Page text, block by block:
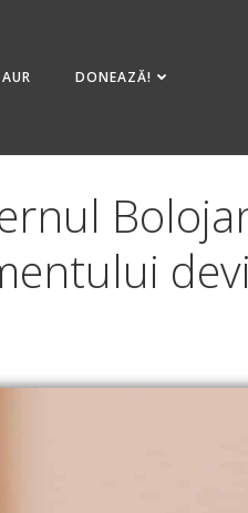
DONEAZĂ!